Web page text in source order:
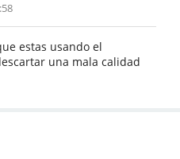
estas usando el
una mala calidad